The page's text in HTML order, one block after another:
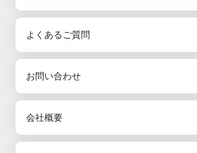
よくあるご質問
お問い合わせ
会社概要